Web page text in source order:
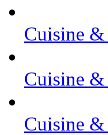
Cuisine
Cuisine
Cuisine